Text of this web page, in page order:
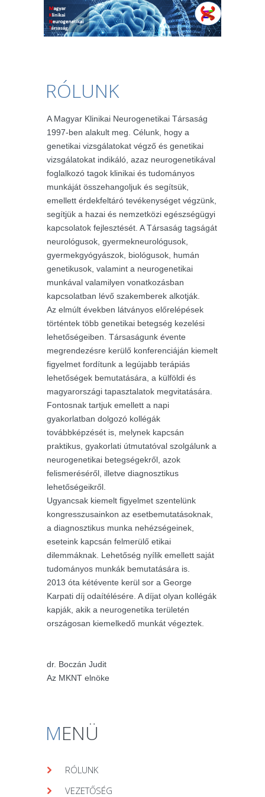
RÓLUNK
A Magyar Klinikai Neurogenetikai Társaság
1997-ben alakult meg. Célunk, hogy a
genetikai vizsgálatokat végző és genetikai
vizsgálatokat indikáló, azaz neurogenetikával
foglalkozó tagok klinikai és tudományos
munkáját összehangoljuk és segítsük,
emellett érdekfeltáró tevékenységet végzünk,
segítjük a hazai és nemzetközi egészségügyi
kapcsolatok fejlesztését. A Társaság tagságát
neurológusok, gyermekneurológusok,
gyermekgyógyászok, biológusok, humán
genetikusok, valamint a neurogenetikai
munkával valamilyen vonatkozásban
kapcsolatban lévő szakemberek alkotják.
Az elmúlt években látványos előrelépések
történtek több genetikai betegség kezelési
lehetőségeiben. Társaságunk évente
megrendezésre kerülő konferenciáján kiemelt
figyelmet fordítunk a legújabb terápiás
lehetőségek bemutatására, a külföldi és
magyarországi tapasztalatok megvitatására.
Fontosnak tartjuk emellett a napi
gyakorlatban dolgozó kollégák
továbbképzését is, melynek kapcsán
praktikus, gyakorlati útmutatóval szolgálunk a
neurogenetikai betegségekről, azok
felismeréséről, illetve diagnosztikus
lehetőségeikről.
Ugyancsak kiemelt figyelmet szentelünk
kongresszusainkon az esetbemutatásoknak,
a diagnosztikus munka nehézségeinek,
eseteink kapcsán felmerülő etikai
dilemmáknak. Lehetőség nyílik emellett saját
tudományos munkák bemutatására is.
2013 óta kétévente kerül sor a George
Karpati díj odaítélésére. A díjat olyan kollégák
kapják, akik a neurogenetika területén
országosan kiemelkedő munkát végeztek.
dr. Boczán Judit
Az MKNT elnöke
MENÜ
RÓLUNK
VEZETŐSÉG